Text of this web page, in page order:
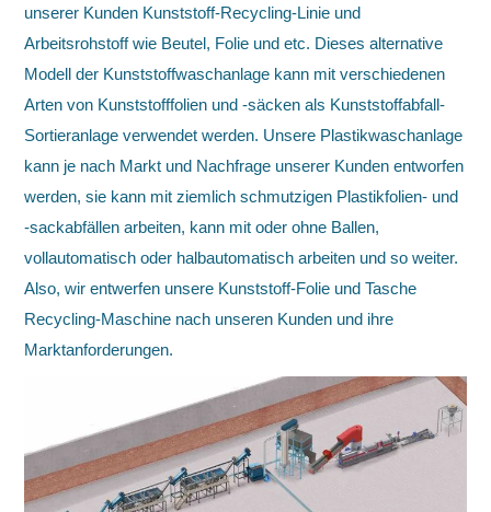
unserer Kunden Kunststoff-Recycling-Linie und
Arbeitsrohstoff wie Beutel, Folie und etc. Dieses alternative
Modell der Kunststoffwaschanlage kann mit verschiedenen
Arten von Kunststofffolien und -säcken als Kunststoffabfall-
Sortieranlage verwendet werden. Unsere Plastikwaschanlage
kann je nach Markt und Nachfrage unserer Kunden entworfen
werden, sie kann mit ziemlich schmutzigen Plastikfolien- und
-sackabfällen arbeiten, kann mit oder ohne Ballen,
vollautomatisch oder halbautomatisch arbeiten und so weiter.
Also, wir entwerfen unsere Kunststoff-Folie und Tasche
Recycling-Maschine nach unseren Kunden und ihre
Marktanforderungen.